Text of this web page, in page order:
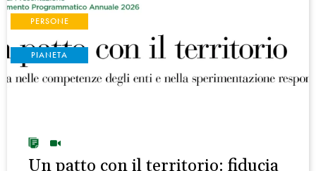
PERSONE
PIANETA
Un patto con il territorio: fiducia